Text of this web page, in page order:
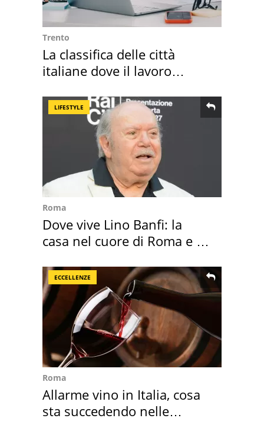
Trento
La classifica delle città
italiane dove il lavoro
LIFESTYLE
Roma
Dove vive Lino Banfi: la
casa nel cuore di Roma e i
ECCELLENZE
Roma
Allarme vino in Italia, cosa
sta succedendo nelle